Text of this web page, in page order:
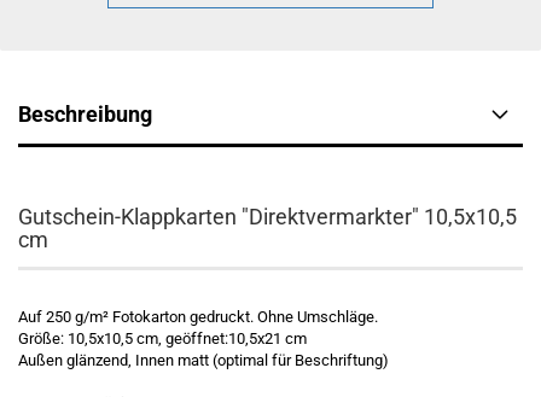
Beschreibung
Gutschein-Klappkarten "Direktvermarkter" 10,5x10,5
cm
Auf 250 g/m² Fotokarton gedruckt. Ohne Umschläge.
Größe: 10,5x10,5 cm, geöffnet:10,5x21 cm
Außen glänzend, Innen matt (optimal für Beschriftung)